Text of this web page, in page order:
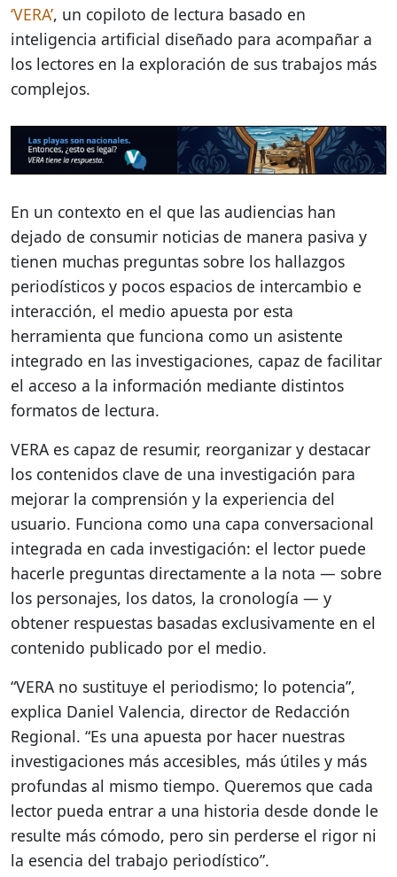
‘VERA’, un copiloto de lectura basado en
inteligencia artificial diseñado para acompañar a
los lectores en la exploración de sus trabajos más
complejos.
En un contexto en el que las audiencias han
dejado de consumir noticias de manera pasiva y
tienen muchas preguntas sobre los hallazgos
periodísticos y pocos espacios de intercambio e
interacción, el medio apuesta por esta
herramienta que funciona como un asistente
integrado en las investigaciones, capaz de facilitar
el acceso a la información mediante distintos
formatos de lectura.
VERA es capaz de resumir, reorganizar y destacar
los contenidos clave de una investigación para
mejorar la comprensión y la experiencia del
usuario. Funciona como una capa conversacional
integrada en cada investigación: el lector puede
hacerle preguntas directamente a la nota — sobre
los personajes, los datos, la cronología — y
obtener respuestas basadas exclusivamente en el
contenido publicado por el medio.
“VERA no sustituye el periodismo; lo potencia”,
explica Daniel Valencia, director de Redacción
Regional. “Es una apuesta por hacer nuestras
investigaciones más accesibles, más útiles y más
profundas al mismo tiempo. Queremos que cada
lector pueda entrar a una historia desde donde le
resulte más cómodo, pero sin perderse el rigor ni
la esencia del trabajo periodístico”.